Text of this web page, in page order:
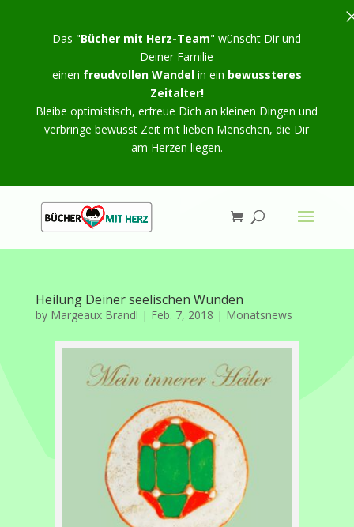
Heilung Deiner seelischen Wunden
by Margeaux Brandl | Feb. 7, 2018 | Monatsnews
Das "Bücher mit Herz-Team" wünscht Dir und
Deiner Familie
einen freudvollen Wandelin ein bewussteres
Zeitalter!
Bleibe optimistisch, erfreue Dich an kleinen Dingen und
verbringe bewusst Zeit mit lieben Menschen, die Dir
am Herzen liegen.